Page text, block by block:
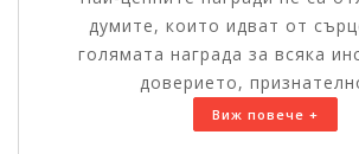
думите, които идват от
голямата награда за всяка
доверието,
Виж повече +